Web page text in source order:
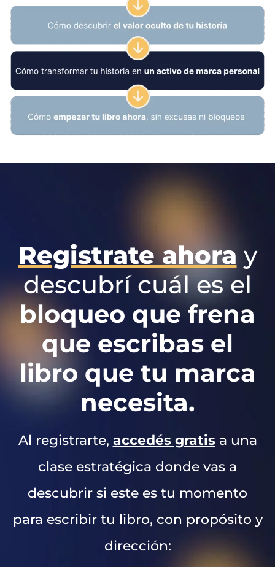
Registrate ahora y
descubrí cuál es el
bloqueo que frena
que escribas el
libro que tu marca
necesita.
Al registrarte, accedés gratis a una
clase estratégica donde vas a
descubrir si este es tu momento
para escribir tu libro, con propósito y
dirección: